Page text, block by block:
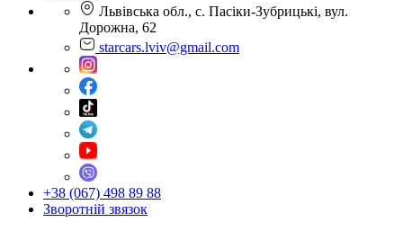
Львівська обл., с. Пасіки-Зубрицькі, вул.
Дорожна, 62
starcars.lviv@gmail.com
+38 (067) 498 89 88
Зворотній звязок